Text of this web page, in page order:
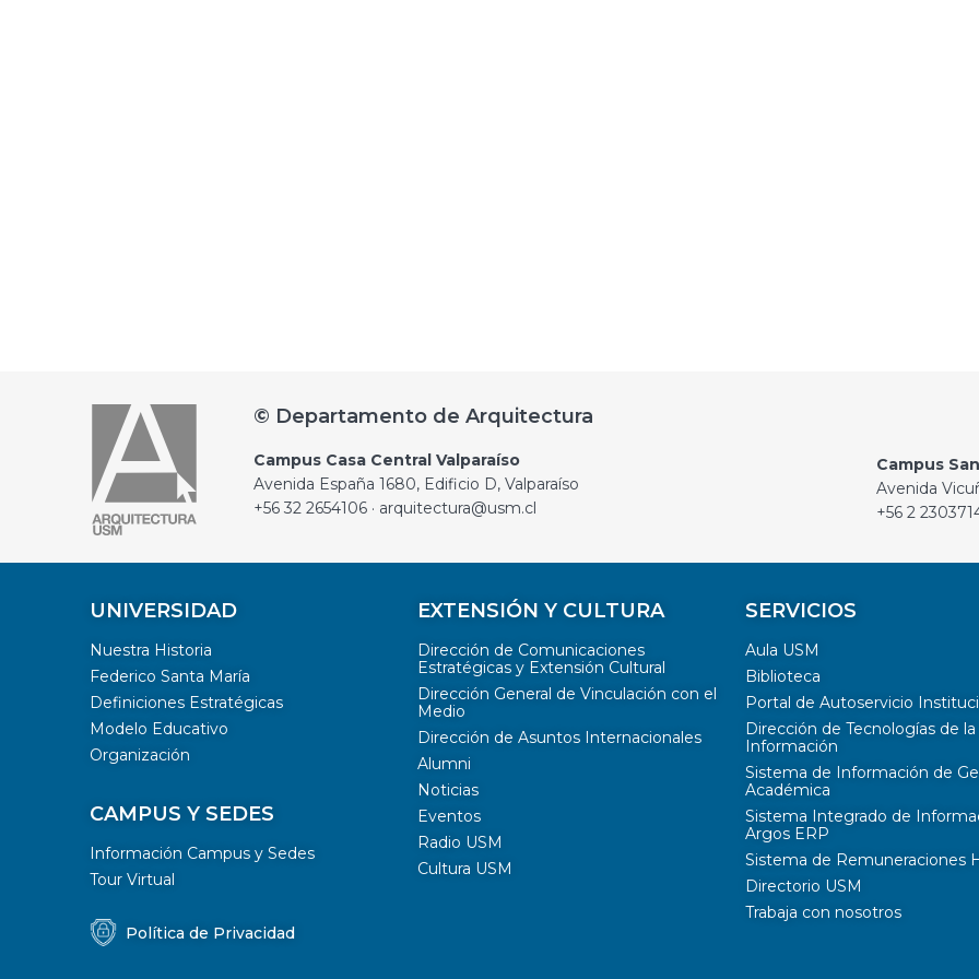
© Departamento de Arquitectura
Campus Casa Central Valparaíso
Avenida España 1680, Edificio D, Valparaíso
+56 32 2654106 · arquitectura@usm.cl
Campus
Avenida
+56 2
UNIVERSIDAD
Nuestra Historia
Federico Santa María
Definiciones Estratégicas
Modelo Educativo
Organización
CAMPUS Y SEDES
Información Campus y Sedes
Tour Virtual
Política de Privacidad
EXTENSIÓN Y CULTURA
Dirección de Comunicaciones
Estratégicas y Extensión Cultural
Dirección General de Vinculación con el
Medio
Dirección de Asuntos Internacionales
Alumni
Noticias
Eventos
Radio USM
Cultura USM
SERVICIOS
Aula USM
Biblioteca
Portal de Autoservicio
Dirección de Tecnologías de la
Información
Sistema de Información de
Académica
Sistema Integrado de
Argos ERP
Sistema de Remuneraciones
Directorio USM
Trabaja con nosotros